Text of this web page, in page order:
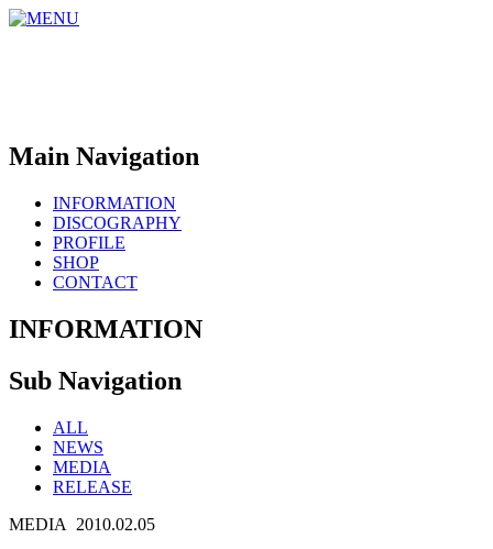
Main Navigation
INFORMATION
DISCOGRAPHY
PROFILE
SHOP
CONTACT
INFORMATION
Sub Navigation
ALL
NEWS
MEDIA
RELEASE
MEDIA
2010.02.05